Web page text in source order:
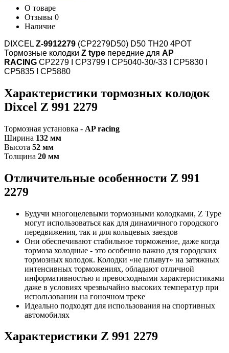
О товаре
Отзывы 0
Наличие
DIXCEL Z-9912279 (CP2279D50) D50 TH20 4POT
Тормозные колодки Z type передние для AP
RACING CP2279 I CP3799 I CP5040-30/-33 I CP5830 I
CP5835 I CP5880
Характеристики тормозных колодок
Dixcel Z 991 2279
Тормозная установка - AP racing
Ширина 132 мм
Высота 52 мм
Толщина 20 мм
Отличительные особенности Z 991
2279
Будучи многоцелевыми тормозными колодками, Z Type
могут использоваться как для динамичного городского
передвижения, так и для кольцевых заездов
Они обеспечивают стабильное торможение, даже когда
тормоза холодные - это особенно важно для городских
тормозных колодок. Колодки «не плывут» на затяжных
интенсивных торможениях, обладают отличной
информативностью и превосходными характеристиками
даже в условиях чрезвычайно высоких температур при
использовании на гоночном треке
Идеально подходят для использования на спортивных
автомобилях
Характеристики Z 991 2279